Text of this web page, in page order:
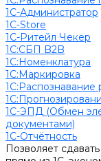
1С-Администратор
1С-Store
1С-Ритейл Чекер
1С:СБП B2B
1С:Номенклатура
1С:Маркировка
1С:Распознавание
1С-ЭПД (Обмен
документами)
1С-Отчётность
Позволяет